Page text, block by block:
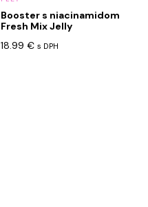
Booster s niacinamidom
Fresh Mix Jelly
18.99 € s DPH